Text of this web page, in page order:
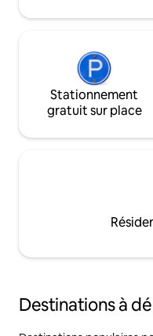
Stationnement
gratuit sur place
Destinations à